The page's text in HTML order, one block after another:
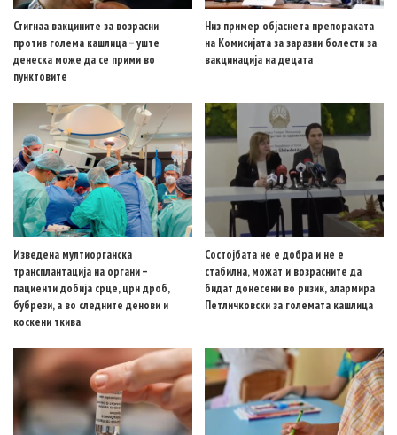
Стигнаа вакцините за возрасни
против голема кашлица – уште
денеска може да се прими во
пунктовите
Низ пример објаснета препораката
на Комисијата за заразни болести за
вакцинација на децата
Изведена мултиорганска
трансплантација на органи –
пациенти добија срце, црн дроб,
бубрези, а во следните денови и
коскени ткива
Состојбата не е добра и не е
стабилна, можат и возрасните да
бидат донесени во ризик, алармира
Петличковски за големата кашлица